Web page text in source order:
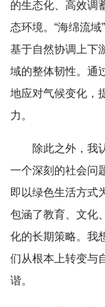
的生态化、高效调
态环境。“海绵流
基于自然协调上下
域的整体韧性。通
地应对气候变化，
力。
除此之外，我
一个深刻的社会问
即以绿色生活方式
包涵了教育、文化
化的长期策略。我
们从根本上转变与
谐。